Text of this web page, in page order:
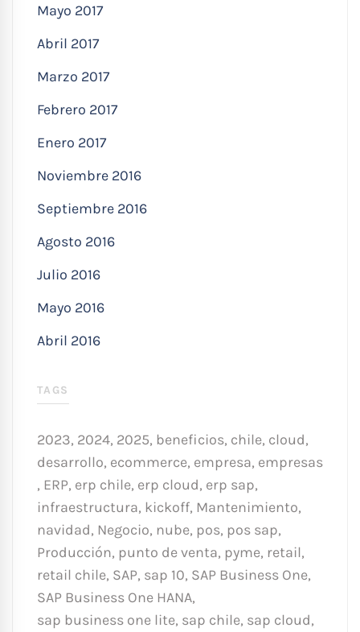
Mayo 2017
Abril 2017
Marzo 2017
Febrero 2017
Enero 2017
Noviembre 2016
Septiembre 2016
Agosto 2016
Julio 2016
Mayo 2016
Abril 2016
TAGS
2023, 2024, 2025, beneficios, chile, cloud,
desarrollo, ecommerce, empresa, empresas
, ERP, erp chile, erp cloud, erp sap,
infraestructura, kickoff, Mantenimiento,
navidad, Negocio, nube, pos, pos sap,
Producción, punto de venta, pyme, retail,
retail chile, SAP, sap 10, SAP Business One,
SAP Business One HANA,
sap business one lite, sap chile, sap cloud,